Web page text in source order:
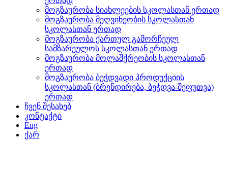
მოგზაურობა სიახლეების სკოლასთან ერთად
მოგზაურობა მეღვინეობის სკოლასთან
სკოლასთან ერთად
მოგზაურობა ქართულ გამორჩეულ
სამზარეულოს სკოლასთან ერთად
მოგზაურობა მოლაშქრეობის სკოლასთან
ერთად
მოგზაურობა ბეჭდვადი პროდუქციის
სკოლასთან (ბრენდირება, ბეჭდვა-შეფუთვა)
ერთად
ჩვენ შესახებ
კონტაქტი
Eng
ქარ